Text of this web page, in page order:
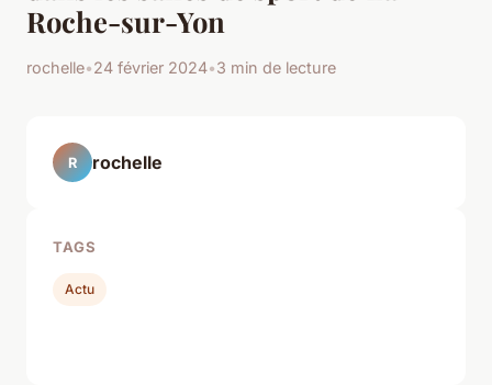
Roche-sur-Yon
rochelle•24 février 2024•3 min de lecture
R rochelle
TAGS
Actu